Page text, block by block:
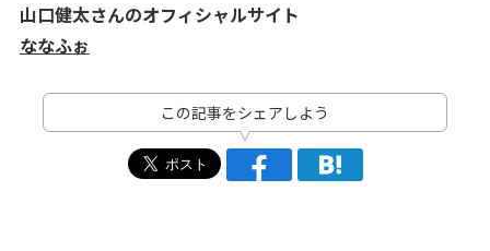
山口健太さんのオフィシャルサイト
ななふぉ
この記事をシェアしよう